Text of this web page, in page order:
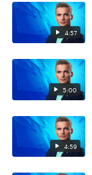
4:57
5:00
4:59